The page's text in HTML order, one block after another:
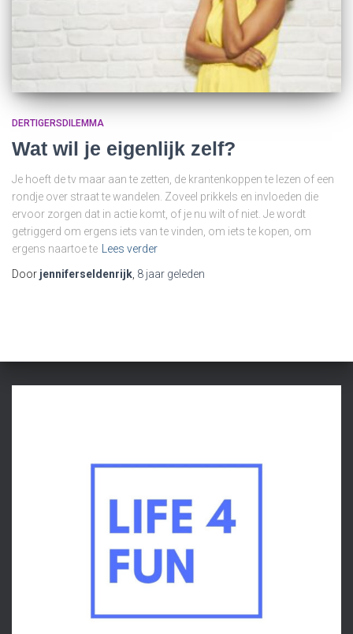
DERTIGERSDILEMMA
Wat wil je eigenlijk zelf?
Je hoeft de tv maar aan te zetten, de krantenkoppen te lezen of een
rondje over straat te wandelen. Zoveel prikkels en invloeden die
ervoor zorgen dat in actie komt, of je nu wilt of niet. Je wordt
getriggerd om ergens iets van te vinden, om iets te kopen, om
ergens naartoe te
Lees verder
Door jenniferseldenrijk 8 jaar geleden